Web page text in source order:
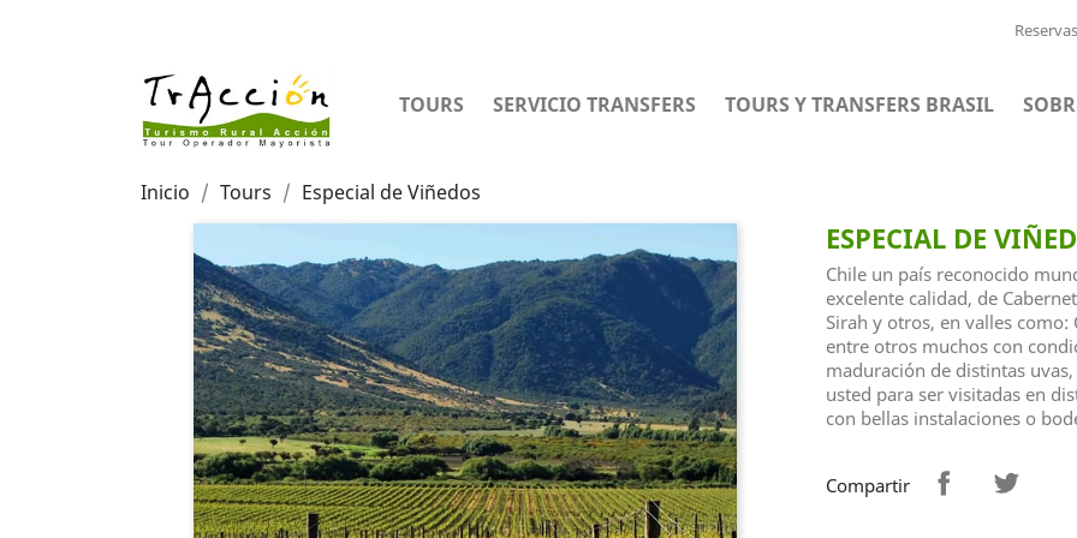
Reservas
TOURS SERVICIO TRANSFERS TOURS Y TRANSFERS BRASIL
Inicio Tours Especial de Viñedos
ESPECIAL DE
Chile un país reconocido
excelente calidad, de
Sirah y otros, en valles como:
entre otros muchos con
maduración de distintas
usted para ser visitadas en
con bellas instalaciones o
Compartir